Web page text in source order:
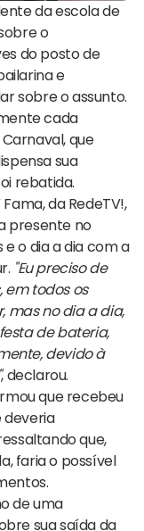
da escola de
o
do posto de
e
sobre o assunto.
cada
que
sua
rebatida.
da RedeTV!,
presente no
o dia a dia com a
"Eu preciso de
em todos os
mas no dia a dia,
de bateria,
devido à
, declarou.
que recebeu
deveria
que,
faria o possível
de uma
sua saída da